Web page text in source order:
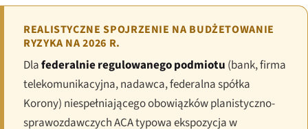
REALISTYCZNE SPOJRZENIE NA BUDŻETOWANIE
RYZYKA NA 2026 R.
Dlafederalnie regulowanego podmiotu (bank, firma
telekomunikacyjna, nadawca, federalna spółka
Korony) niespełniającego obowiązków planistyczno-
sprawozdawczych ACA typowa ekspozycja w